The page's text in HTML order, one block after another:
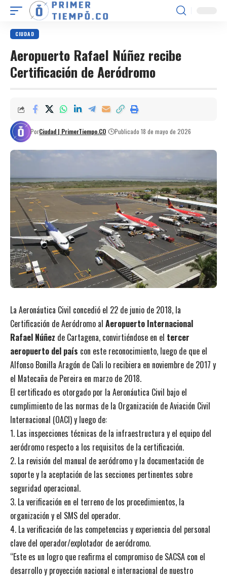
CIUDAD
Aeropuerto Rafael Núñez recibe
Certificación de Aeródromo
PorCiudad | PrimerTiempo.CO Publicado 18 de mayo de 2026
La Aeronáutica Civil concedió el 22 de junio de 2018, la
Certificación de Aeródromo al Aeropuerto Internacional
Rafael Núñez de Cartagena, convirtiéndose en el tercer
aeropuerto del país con este reconocimiento, luego de que el
Alfonso Bonilla Aragón de Cali lo recibiera en noviembre de 2017 y
el Matecaña de Pereira en marzo de 2018.
El certificado es otorgado por la Aeronáutica Civil bajo el
cumplimiento de las normas de la Organización de Aviación Civil
Internacional (OACI) y luego de:
1. Las inspecciones técnicas de la infraestructura y el equipo del
aeródromo respecto a los requisitos de la certificación.
2. La revisión del manual de aeródromo y la documentación de
soporte y la aceptación de las secciones pertinentes sobre
seguridad operacional.
3. La verificación en el terreno de los procedimientos, la
organización y el SMS del operador.
4. La verificación de las competencias y experiencia del personal
clave del operador/explotador de aeródromo.
“Este es un logro que reafirma el compromiso de SACSA con el
desarrollo y proyección nacional e internacional de nuestro